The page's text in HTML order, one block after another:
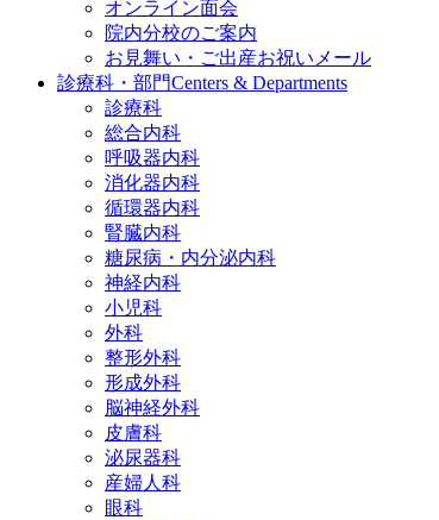
オンライン面会
院内分校のご案内
お見舞い・ご出産お祝いメール
診療科・部門Centers & Departments
診療科
総合内科
呼吸器内科
消化器内科
循環器内科
腎臓内科
糖尿病・内分泌内科
神経内科
小児科
外科
整形外科
形成外科
脳神経外科
皮膚科
泌尿器科
産婦人科
眼科